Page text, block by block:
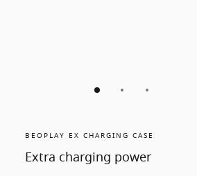
BEOPLAY EX CHARGING CASE
Extra charging power